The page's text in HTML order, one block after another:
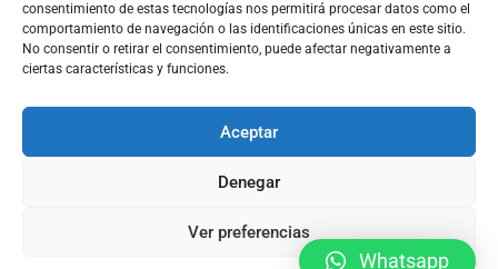
consentimiento de estas tecnologías nos permitirá procesar datos como el
comportamiento de navegación o las identificaciones únicas en este sitio.
No consentir o retirar el consentimiento, puede afectar negativamente a
ciertas características y funciones.
Aceptar
Denegar
Ver preferencias
Contacto
Calle Parejos 25, bajo, 06800 Mérida, Badajoz, España
Whatsapp